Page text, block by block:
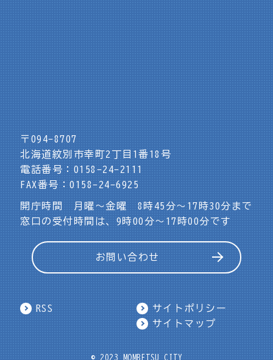
〒094-8707
北海道紋別市幸町2丁目1番18号
電話番号：0158-24-2111
FAX番号：0158-24-6925
開庁時間 月曜～金曜 8時45分～17時30分まで
窓口の受付時間は、9時00分～17時00分です
お問い合わせ
RSS
サイトポリシー
サイトマップ
© 2023 MOMBETSU CITY